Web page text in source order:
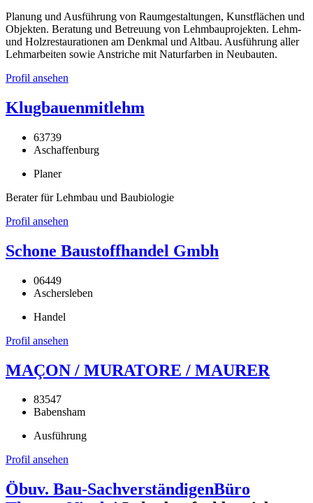
Planung und Ausführung von Raumgestaltungen, Kunstflächen und
Objekten. Beratung und Betreuung von Lehmbauprojekten. Lehm-
und Holzrestaurationen am Denkmal und Altbau. Ausführung aller
Lehmarbeiten sowie Anstriche mit Naturfarben in Neubauten.
Profil ansehen
Klugbauenmitlehm
63739
Aschaffenburg
Planer
Berater für Lehmbau und Baubiologie
Profil ansehen
Schone Baustoffhandel Gmbh
06449
Aschersleben
Handel
Profil ansehen
MAÇON / MURATORE / MAURER
83547
Babensham
Ausführung
Profil ansehen
Öbuv. Bau-SachverständigenBüro